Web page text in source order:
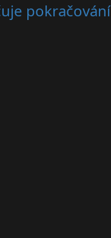
pokračování